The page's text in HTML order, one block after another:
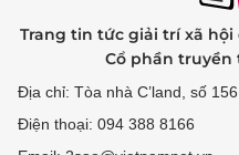
Trang tin tức giải trí xã
Cổ phần truyền
Địa chỉ: Tòa nhà C’land, số
Điện thoại: 094 388 8166